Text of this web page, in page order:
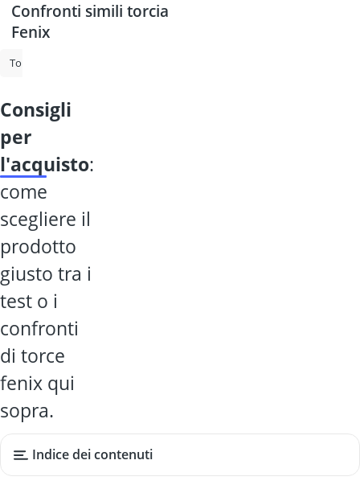
Confronti simili torcia
Fenix
torce
consigli
per
l'acquisto:
come
scegliere il
prodotto
giusto tra i
test o i
confronti
di torce
fenix qui
sopra.
Indice dei contenuti